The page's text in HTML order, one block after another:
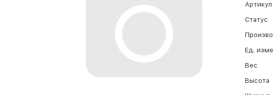
Артикул
Статус
Ед.
Вес
Высота